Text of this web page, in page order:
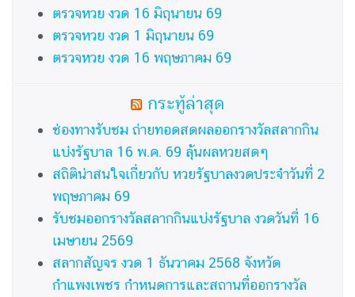
ตรวจหวย งวด 16 มิถุนายน 69
ตรวจหวย งวด 1 มิถุนายน 69
ตรวจหวย งวด 16 พฤษภาคม 69
กระทู้ล่าสุด
ช่องทางรับชม ถ่ายทอดสดผลออกรางวัลสลากกิน
แบ่งรัฐบาล 16 พ.ค. 69 ลุ้นผลหวยสดๆ
สถิติน่าสนใจเกี่ยวกับ หวยรัฐบาลงวดประจำวันที่ 2
พฤษภาคม 69
รับชมออกรางวัลสลากกินแบ่งรัฐบาล งวดวันที่ 16
เมษายน 2569
สลากสัญจร งวด 1 ธันวาคม 2568 จังหวัด
กำแพงเพชร กำหนดการและสถานที่ออกรางวัล